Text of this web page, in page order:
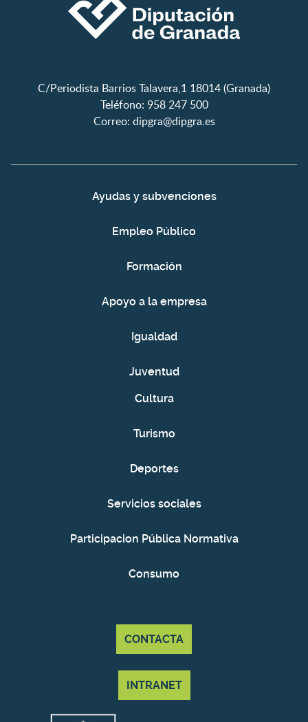
C/Periodista Barrios Talavera,1 18014 (Granada)
Teléfono: 958 247 500
Correo: dipgra@dipgra.es
Ayudas y subvenciones
Empleo Público
Formación
Apoyo a la empresa
Igualdad
Juventud
Cultura
Turismo
Deportes
Servicios sociales
Participacion Pública Normativa
Consumo
CONTACTA
INTRANET